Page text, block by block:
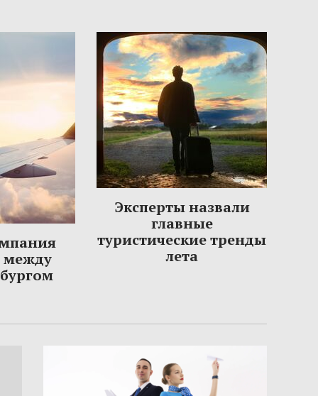
между
Эксперты назвали
главные
туристические тренды
лета